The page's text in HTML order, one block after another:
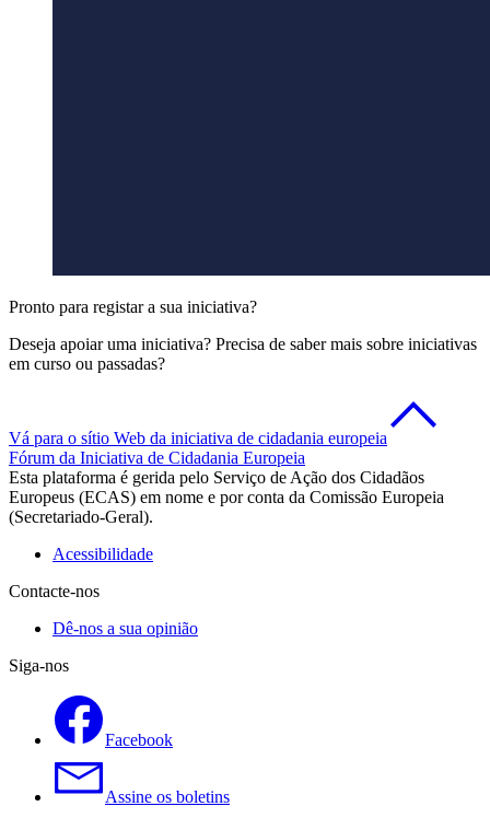
Pronto para registar a sua iniciativa?
Deseja apoiar uma iniciativa? Precisa de saber mais sobre iniciativas
em curso ou passadas?
Vá para o sítio Web da iniciativa de cidadania europeia
Fórum da Iniciativa de Cidadania Europeia
Esta plataforma é gerida pelo Serviço de Ação dos Cidadãos
Europeus (ECAS) em nome e por conta da Comissão Europeia
(Secretariado-Geral).
Acessibilidade
Contacte-nos
Dê-nos a sua opinião
Siga-nos
Facebook
Assine os boletins